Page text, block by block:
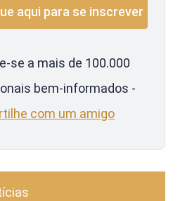
se a mais de 100.000
bem-informados -
com um amigo